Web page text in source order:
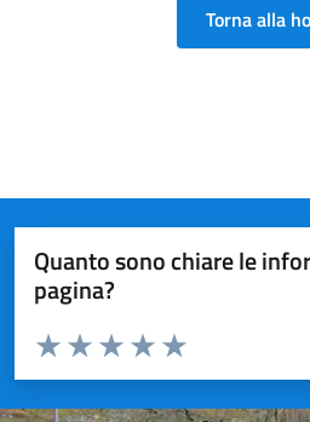
Torna alla
Quanto sono chiare le
pagina?
Valuta da 1 a 5 stelle la pagina
Valuta 5 stelle su
Valuta 4 stelle su 5
Valuta 3 stelle su 5
Valuta 2 stelle su 5
Valuta 1 stelle su 5